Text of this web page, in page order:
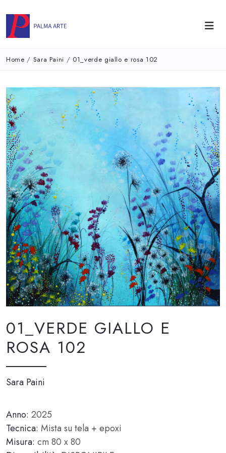
Home / Sara Paini / 01_verde giallo e rosa 102
01_VERDE GIALLO E
ROSA 102
Sara Paini
Anno: 2025
Tecnica: Mista su tela + epoxi
Misura: cm 80 x 80